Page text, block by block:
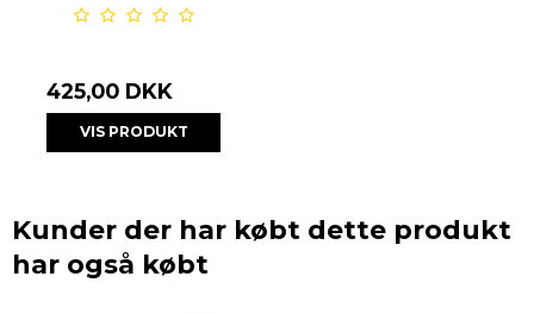
425,00 DKK
VIS PRODUKT
Kunder der har købt dette produkt
har også købt